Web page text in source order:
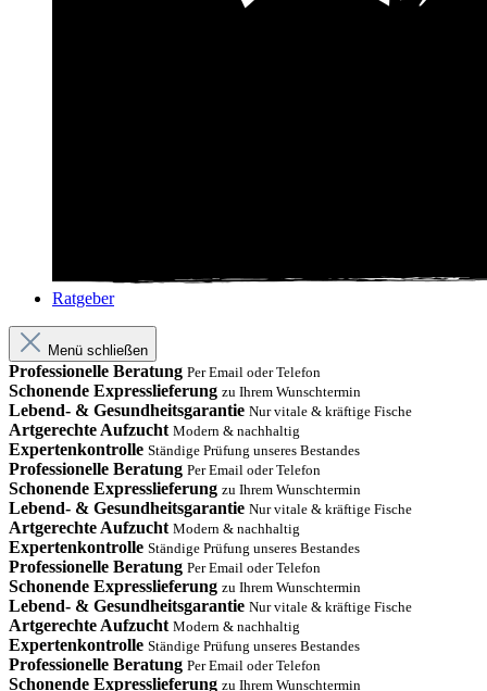
Ratgeber
Menü schließen
Professionelle Beratung Per Email oder Telefon
Schonende Expresslieferung zu Ihrem Wunschtermin
Lebend- & Gesundheitsgarantie Nur vitale & kräftige Fische
Artgerechte Aufzucht Modern & nachhaltig
Expertenkontrolle Ständige Prüfung unseres Bestandes
Professionelle Beratung Per Email oder Telefon
Schonende Expresslieferung zu Ihrem Wunschtermin
Lebend- & Gesundheitsgarantie Nur vitale & kräftige Fische
Artgerechte Aufzucht Modern & nachhaltig
Expertenkontrolle Ständige Prüfung unseres Bestandes
Professionelle Beratung Per Email oder Telefon
Schonende Expresslieferung zu Ihrem Wunschtermin
Lebend- & Gesundheitsgarantie Nur vitale & kräftige Fische
Artgerechte Aufzucht Modern & nachhaltig
Expertenkontrolle Ständige Prüfung unseres Bestandes
Professionelle Beratung Per Email oder Telefon
Schonende Expresslieferung zu Ihrem Wunschtermin